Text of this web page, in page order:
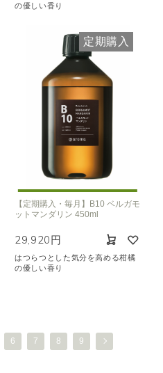
の優しい香り
定期購入
【定期購入・毎月】B10 ベルガモ
ットマンダリン 450ml
29,920円
はつらつとした気分を高める柑橘
の優しい香り
6 7 8 9